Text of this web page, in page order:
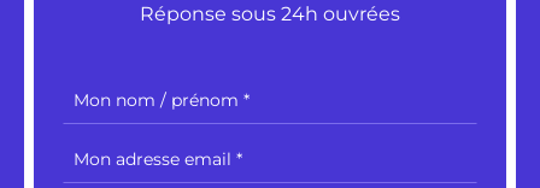
Réponse sous 24h ouvrées